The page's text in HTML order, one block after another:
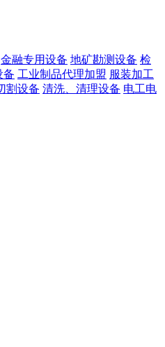
金融专用设备 地矿勘测设备 检
备 工业制品代理加盟 服装加工
割设备 清洗、清理设备 电工电